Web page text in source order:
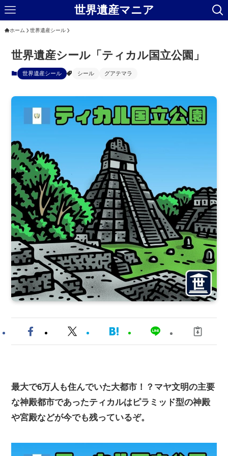
世界遺産マニア
ホーム 世界遺産シール
世界遺産シール「ティカル国立公園」
世界遺産シール シール グアテマラ
最大で6万人も住んでいた大都市！？マヤ文明の主要
な神殿都市であったティカルはピラミッド型の神殿
や宮殿などが今でも残っているぞ。